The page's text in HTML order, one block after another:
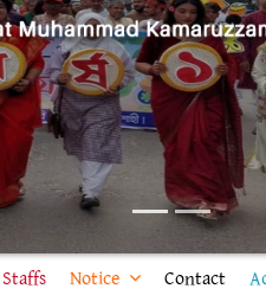
Staffs Notice Contact